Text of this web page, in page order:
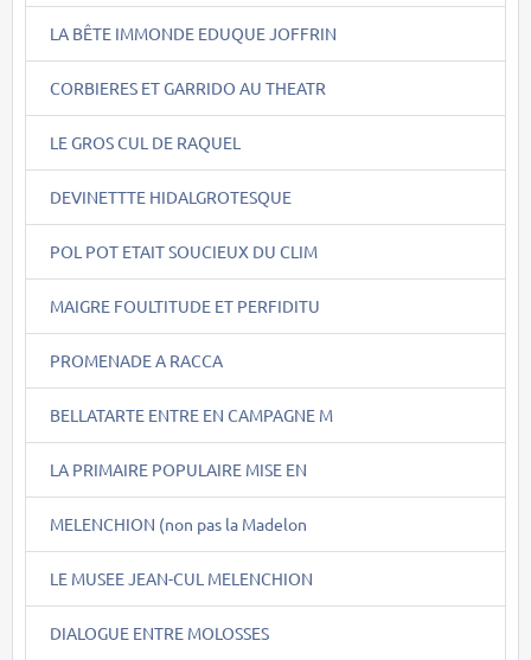
LA BÊTE IMMONDE EDUQUE JOFFRIN
CORBIERES ET GARRIDO AU THEATR
LE GROS CUL DE RAQUEL
DEVINETTTE HIDALGROTESQUE
POL POT ETAIT SOUCIEUX DU CLIM
MAIGRE FOULTITUDE ET PERFIDITU
PROMENADE A RACCA
BELLATARTE ENTRE EN CAMPAGNE M
LA PRIMAIRE POPULAIRE MISE EN
MELENCHION (non pas la Madelon
LE MUSEE JEAN-CUL MELENCHION
DIALOGUE ENTRE MOLOSSES